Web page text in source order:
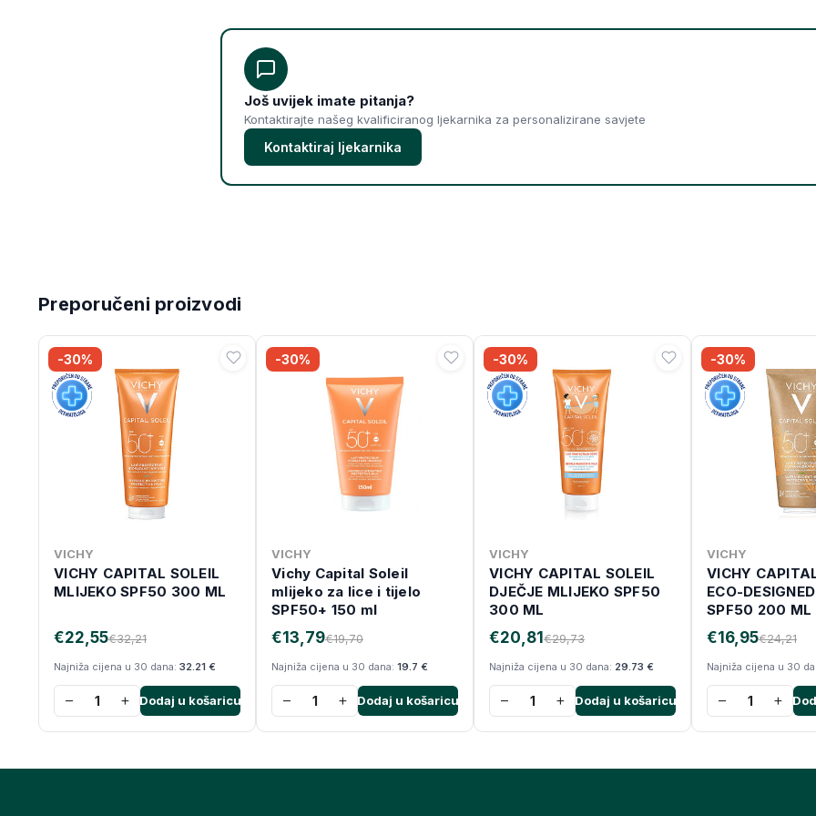
Još uvijek imate pitanja?
Kontaktirajte našeg kvalificiranog ljekarnika za personalizirane savjete
Kontaktiraj ljekarnika
Preporučeni proizvodi
-30%
VICHY
VICHY CAPITAL SOLEIL
MLIJEKO SPF50 300 ML
€32,21
€22,55
Najniža cijena u 30 dana: 32.21 €
− + Dodaj u košaricu
-30%
VICHY
Vichy Capital Soleil
mlijeko za lice i tijelo
SPF50+ 150 ml
€19,70
€13,79
Najniža cijena u 30 dana: 19.7 €
− + Dodaj u košaricu
-30%
VICHY
VICHY CAPITAL SOLEIL
DJEČJE MLIJEKO SPF50
300 ML
€29,73
€20,81
Najniža cijena u 30 dana: 29.73 €
− + Dodaj u košaricu
-30%
VICHY
VICHY
ECO-
SPF50 200 ML
€24,21
€16,95
Najniža cijena u 30
− +